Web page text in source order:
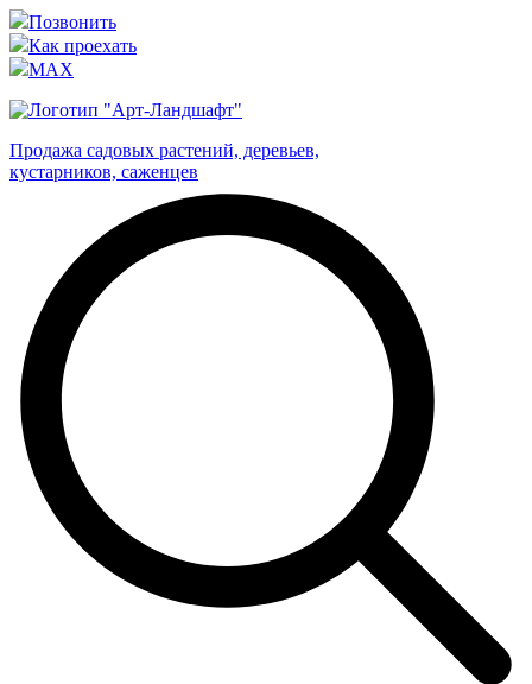
Позвонить
Как проехать
MAX
Продажа садовых растений, деревьев,
кустарников, саженцев